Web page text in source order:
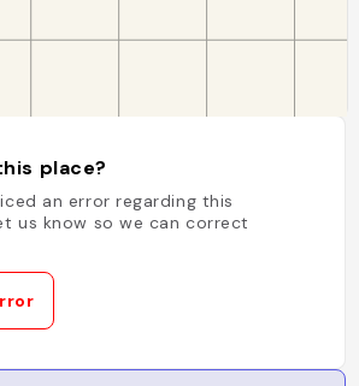
place?
an error regarding this
us know so we can correct